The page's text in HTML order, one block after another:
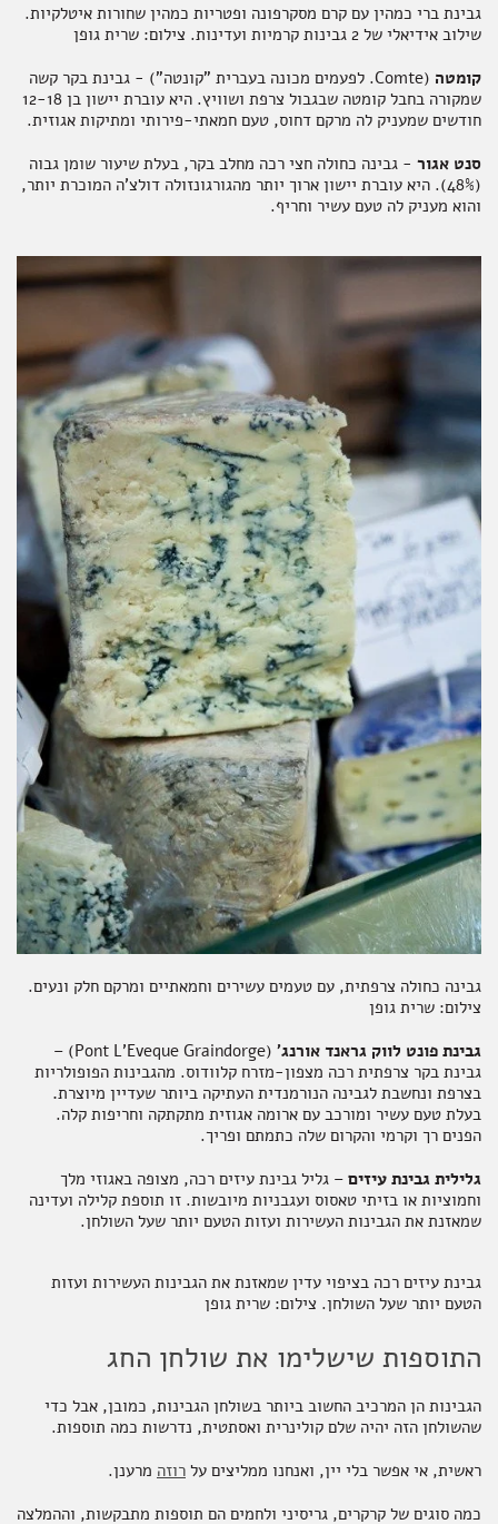
גבינת ברי כמהין עם קרם מסקרפונה ופטריות כמהין שחורות איטלקיות.
שילוב אידיאלי של 2 גבינות קרמיות ועדינות. צילום: שרית גופן
קומטה
(Comte. לפעמים מכונה בעברית "קונטה") - גבינת בקר קשה
שמקורה בחבל קומטה שבגבול צרפת ושוויץ. היא עוברת יישון בן 12-18
חודשים שמעניק לה מרקם דחוס, טעם חמאתי-פירותי ומתיקות אגוזית.
סנט אגור - גבינה כחולה חצי רכה מחלב בקר, בעלת שיעור שומן גבוה
(48%). היא עוברת יישון ארוך יותר מהגורגונזולה דולצ'ה המוכרת יותר,
והוא מעניק לה טעם עשיר וחריף.
גבינה כחולה צרפתית, עם טעמים עשירים וחמאתיים ומרקם חלק ונעים.
צילום: שרית גופן
גבינת פונט לווק גראנד אורנג'
(Pont L'Eveque Graindorge) –
גבינת בקר צרפתית רכה מצפון-מזרח קלוודוס. מהגבינות הפופולריות
בצרפת ונחשבת לגבינה הנורמנדית העתיקה ביותר שעדיין מיוצרת.
בעלת טעם עשיר ומורכב עם ארומה אגוזית מתקתקה וחריפות קלה.
הפנים רך וקרמי והקרום שלה כתמתם ופריך.
גלילית גבינת עיזים – גליל גבינת עיזים רכה, מצופה באגוזי מלך
וחמוציות או בזיתי טאסוס ועגבניות מיובשות. זו תוספת קלילה ועדינה
שמאזנת את הגבינות העשירות ועזות הטעם יותר שעל השולחן.
גבינת עיזים רכה בציפוי עדין שמאזנת את הגבינות העשירות ועזות
הטעם יותר שעל השולחן. צילום: שרית גופן
התוספות שישלימו את שולחן החג
הגבינות הן המרכיב החשוב ביותר בשולחן הגבינות, כמובן, אבל כדי
שהשולחן הזה יהיה שלם קולינרית ואסתטית, נדרשות כמה תוספות.
ראשית, אי אפשר בלי יין, ואנחנו ממליצים על רוזה מרענן.
כמה סוגים של קרקרים, גריסיני ולחמים הם תוספות מתבקשות, וההמלצה